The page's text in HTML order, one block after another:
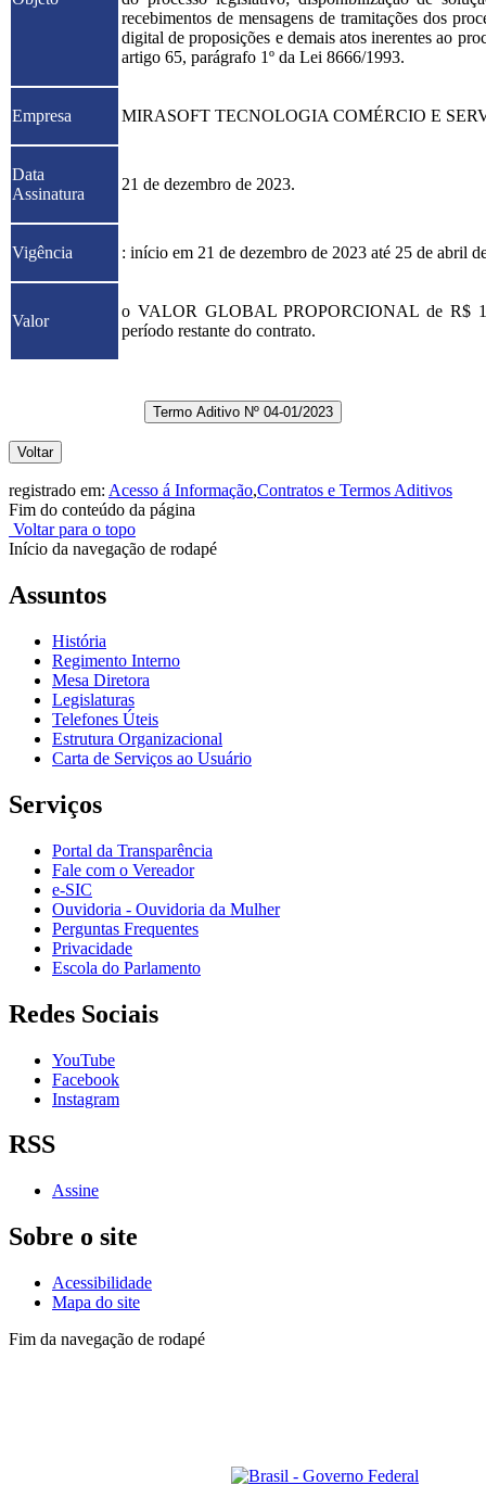
recebimentos de mensagens de tramitações dos
digital de proposições e demais atos inerentes ao
artigo 65, parágrafo 1º da Lei 8666/1993.
Empresa MIRASOFT TECNOLOGIA COMÉRCIO E
Data
Assinatura
21 de dezembro de 2023.
Vigência : início em 21 de dezembro de 2023 até 25 de abril
Valor
o VALOR GLOBAL PROPORCIONAL de R$
período restante do contrato.
Termo Aditivo Nº 04-01/2023
Voltar
registrado em: Acesso á Informação,Contratos e Termos Aditivos
Fim do conteúdo da página
Voltar para o topo
Início da navegação de rodapé
Assuntos
História
Regimento Interno
Mesa Diretora
Legislaturas
Telefones Úteis
Estrutura Organizacional
Carta de Serviços ao Usuário
Serviços
Portal da Transparência
Fale com o Vereador
e-SIC
Ouvidoria - Ouvidoria da Mulher
Perguntas Frequentes
Privacidade
Escola do Parlamento
Redes Sociais
YouTube
Facebook
Instagram
RSS
Assine
Sobre o site
Acessibilidade
Mapa do site
Fim da navegação de rodapé